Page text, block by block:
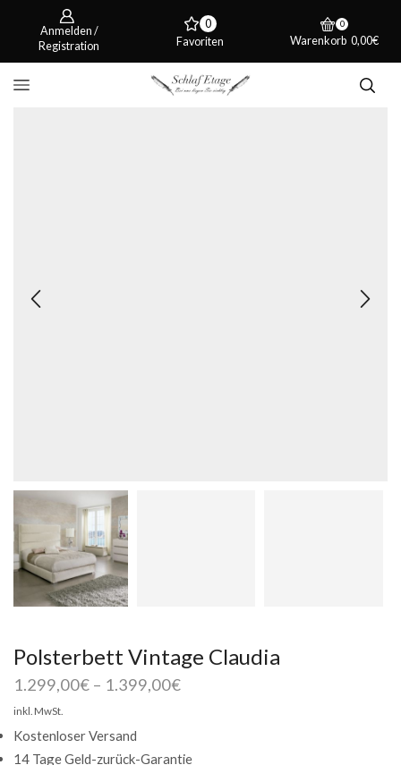
Anmelden /
Registration
0
Favoriten
0
Warenkorb 0,00€
Polsterbett Vintage Claudia
1.299,00€ – 1.399,00€
inkl. MwSt.
Kostenloser Versand
14 Tage Geld-zurück-Garantie